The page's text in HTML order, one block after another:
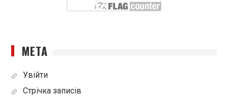
МЕТА
Увійти
Стрічка записів